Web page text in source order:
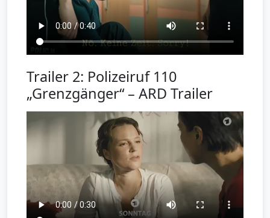
Trailer 2: Polizeiruf 110
„Grenzgänger“ – ARD Trailer